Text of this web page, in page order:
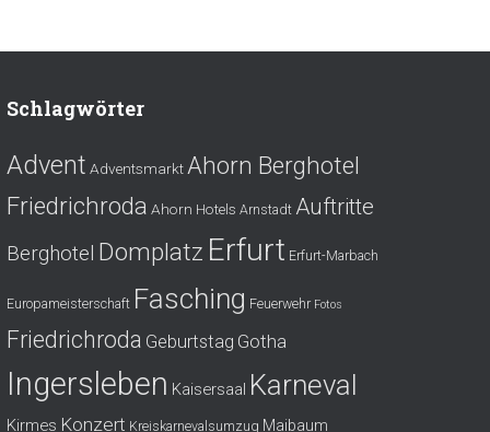
Schlagwörter
Advent AdventsmarktAhorn Berghotel
Friedrichroda Ahorn Hotels Arnstadt Auftritte
Berghotel Domplatz Erfurt Erfurt-Marbach
Europameisterschaft Fasching Feuerwehr Fotos
Friedrichroda Geburtstag Gotha
Ingersleben Kaisersaal Karneval
Kirmes Konzert Kreiskarnevalsumzug Maibaum